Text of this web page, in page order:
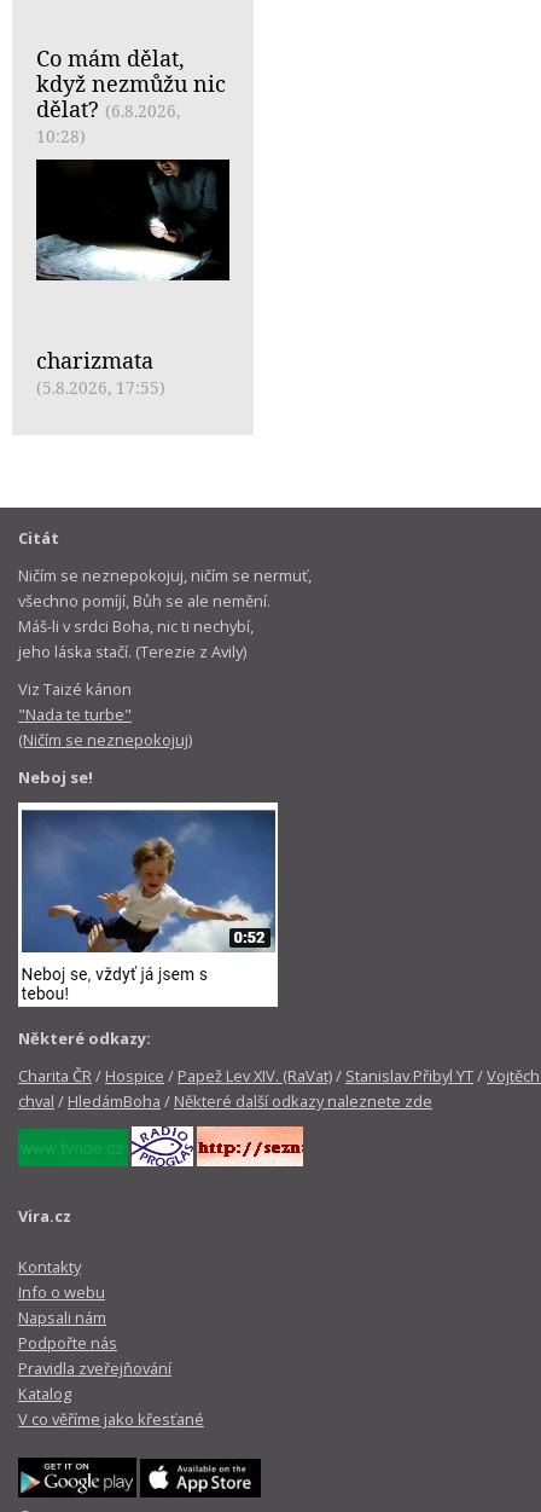
Co mám dělat,
když nezmůžu nic
dělat? (6.8.2026,
10:28)
charizmata
(5.8.2026, 17:55)
Citát
Ničím se neznepokojuj, ničím se nermuť,
všechno pomíjí, Bůh se ale nemění.
Máš-li v srdci Boha, nic ti nechybí,
jeho láska stačí. (Terezie z Avily)
Viz Taizé kánon
"Nada te turbe"
(Ničím se neznepokojuj)
Neboj se!
Některé odkazy:
Charita ČR/ Hospice / Papež Lev XIV. (RaVat)/ Stanislav Přibyl YT/
chval / HledámBoha / Některé další odkazy naleznete zde
Vira.cz
Kontakty
Info o webu
Napsali nám
Podpořte nás
Pravidla zveřejňování
Katalog
V co věříme jako křesťané